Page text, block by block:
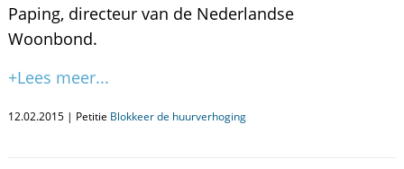
Paping, directeur van de Nederlandse
Woonbond.
+Lees meer...
12.02.2015 | Petitie Blokkeer de huurverhoging